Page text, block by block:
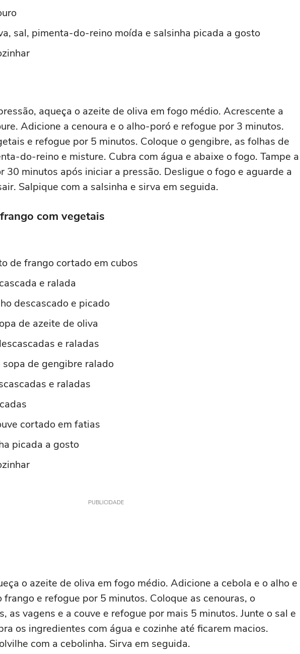
sal, pimenta-do-reino moída e salsinha picada a gosto
aqueça o azeite de oliva em fogo médio. Acrescente a
Adicione a cenoura e o alho-poró e refogue por 3 minutos.
e refogue por 5 minutos. Coloque o gengibre, as folhas de
do-reino e misture. Cubra com água e abaixe o fogo. Tampe a
30 minutos após iniciar a pressão. Desligue o fogo e aguarde a
Salpique com a salsinha e sirva em seguida.
com vegetais
de frango cortado em cubos
e ralada
descascado e picado
de azeite de oliva
e raladas
sopa de gengibre ralado
e raladas
cortado em fatias
picada a gosto
PUBLICIDADE
o azeite de oliva em fogo médio. Adicione a cebola e o alho e
frango e refogue por 5 minutos. Coloque as cenouras, o
as vagens e a couve e refogue por mais 5 minutos. Junte o sal e
os ingredientes com água e cozinhe até ficarem macios.
com a cebolinha. Sirva em seguida.